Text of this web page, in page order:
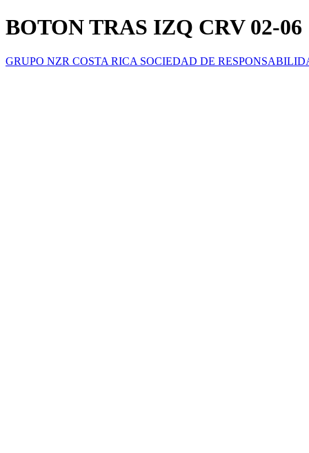
BOTON TRAS IZQ CRV 02-06
GRUPO NZR COSTA RICA SOCIEDAD DE